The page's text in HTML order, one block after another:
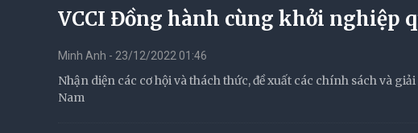
VCCI Đồng hành cùng khởi nghiệp
Minh Anh - 23/12/2022 01:46
Nhận diện các cơ hội và thách thức, đề xuất các chính sách và
Nam